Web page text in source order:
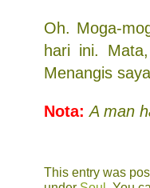
Oh. Moga-
hari ini.
Menangis
Nota: A man
This entry was